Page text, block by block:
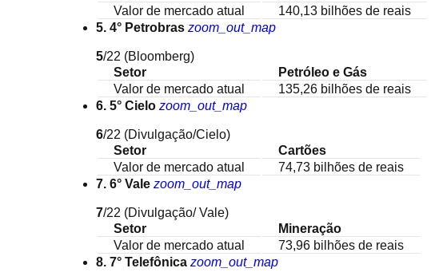
Valor de mercado atual
140,13 bilhões de reais
5. 4° Petrobras zoom_out_map
5/22 (Bloomberg)
Setor
Petróleo e Gás
Valor de mercado atual
135,26 bilhões de reais
6. 5° Cielo zoom_out_map
6/22 (Divulgação/Cielo)
Setor
Cartões
Valor de mercado atual
74,73 bilhões de reais
7. 6° Vale zoom_out_map
7/22 (Divulgação/ Vale)
Setor
Mineração
Valor de mercado atual
73,96 bilhões de reais
8. 7° Telefônica zoom_out_map